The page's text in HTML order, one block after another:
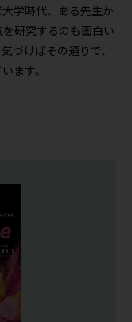
学時代、ある先生か
研究するのも面白い
づけばその通りで、
ます。